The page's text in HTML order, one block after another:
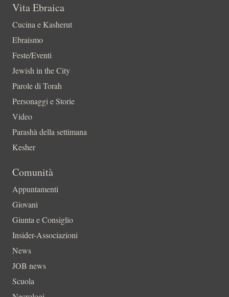
Vita Ebraica
Cucina e Kasherut
Ebraismo
Feste/Eventi
Jewish in the City
Parole di Torah
Personaggi e Storie
Video
Parashà della settimana
Kesher
Comunità
Appuntamenti
Giovani
Giunta e Consiglio
Insider-Associazioni
News
JOB news
Scuola